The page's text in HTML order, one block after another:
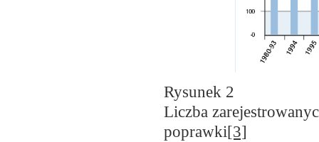
Rysunek 2
Liczba
poprawki[3]